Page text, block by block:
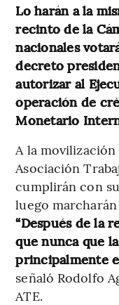
Lo harán a la
recinto de la
nacionales
decreto
autorizar al
operación de
Monetario
A la
Asociación
cumplirán con
luego
“Después de la
que nunca que
principalmente
señaló Rodolfo
ATE.